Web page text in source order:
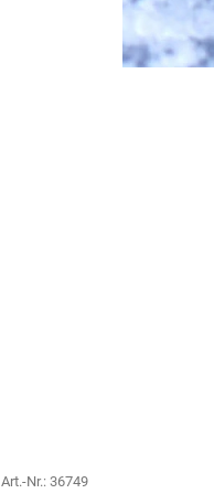
Art.-Nr.: 36749